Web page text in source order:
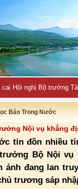
cai Hội nghị Bộ trưởng
Báo Trong Nước
Nội vụ khẳng
tin đồn nhiều
Bộ Nội vụ
ảnh đang lan
trương sáp